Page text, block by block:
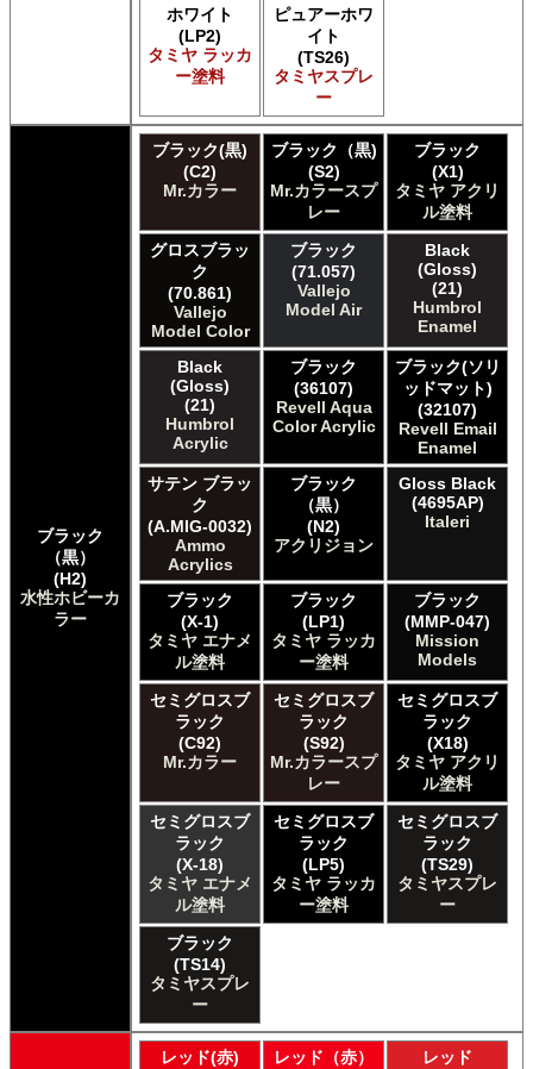
E7 Paints E7 Paints
HATAKA HOBBY Hataka
Humbrol - Hornby Hobbies Humbrol Acrylic
Humbrol of Hornby Hobbies Humbrol Enamel
Italeri Italeri
Lifecolor Lifecolor
Meng Meng Color
Mission Models Mission Models
Revell of Germany Revell Aqua Color Acrylic
Revell of Germany Revell Email Enamel
Testors of Rust-Oleum Group Testors Model Master
Testors of Rust-Oleum Group Testors Model Master
The Scale Modellers Supply SMS
Xtracolor Xtracolor
ガイアノーツ ガイア エナメル カラー
ガイアノーツ ガイアカラー
タミヤ タミヤ アクリル塗料
タミヤ タミヤ アクリル塗料 (フラット)
タミヤ タミヤ エアーモデルスプレー
タミヤ タミヤ エナメル塗料
タミヤ タミヤ トップコート/サーフェイサー/プライマー
タミヤ タミヤ ラッカー塗料
タミヤ タミヤスプレー
タミヤ タミヤスプレー
ＧＳＩクレオス Mr.カラー
ＧＳＩクレオス Mr.カラー GX
ＧＳＩクレオス Mr.カラー 色ノ源
ＧＳＩクレオス Mr.カラー スーパーメタリック
ＧＳＩクレオス Mr.カラー スーパーメタリック 2
ＧＳＩクレオス Mr.カラースプレー
ＧＳＩクレオス Mr.クリアカラーGX
ＧＳＩクレオス Mr.クリスタルカラー
ＧＳＩクレオス Mr.サーフェイサー/プライマー
ＧＳＩクレオス Mr.トップコート
ＧＳＩクレオス Mr.メタリックカラーGX
ＧＳＩクレオス Mr.メタルカラー
ＧＳＩクレオス アクリジョン
ＧＳＩクレオス ガンダムカラー
ＧＳＩクレオス ガンダムカラースプレー
ＧＳＩクレオス ガンダムマーカー
ＧＳＩクレオス 水性ホビーカラー
ホワイト
(LP2)
タミヤ ラッカ
ー塗料
ピュアーホワ
イト
(TS26)
タミヤスプレ
ー
ブラック
（黒）
(H2)
水性ホビーカ
ラー
ブラック(黒)
(C2)
Mr.カラー
ブラック（黒)
(S2)
Mr.カラースプ
レー
ブラック
(X1)
タミヤ アクリ
ル塗料
グロスブラッ
ク
(70.861)
Vallejo
Model Color
ブラック
(71.057)
Vallejo
Model Air
Black
(Gloss)
(21)
Humbrol
Enamel
Black
(Gloss)
(21)
Humbrol
Acrylic
ブラック
(36107)
Revell Aqua
Color Acrylic
ブラック(ソリ
ッドマット)
(32107)
Revell Email
Enamel
サテン ブラッ
ク
(A.MIG-0032)
Ammo
Acrylics
ブラック
（黒）
(N2)
アクリジョン
Gloss Black
(4695AP)
Italeri
ブラック
(X-1)
タミヤ エナメ
ル塗料
ブラック
(LP1)
タミヤ ラッカ
ー塗料
ブラック
(MMP-047)
Mission
Models
セミグロスブ
ラック
(C92)
Mr.カラー
セミグロスブ
ラック
(S92)
Mr.カラースプ
レー
セミグロスブ
ラック
(X18)
タミヤ アクリ
ル塗料
セミグロスブ
ラック
(X-18)
タミヤ エナメ
ル塗料
セミグロスブ
ラック
(LP5)
タミヤ ラッカ
ー塗料
セミグロスブ
ラック
(TS29)
タミヤスプレ
ー
ブラック
(TS14)
タミヤスプレ
ー
レッド(赤) レッド（赤） レッド